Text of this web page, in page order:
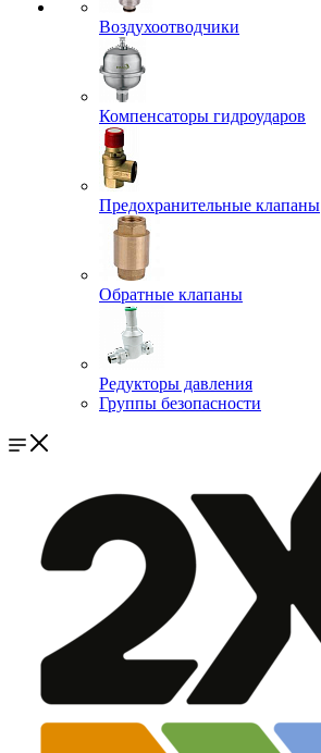
Воздухоотводчики
Компенсаторы гидроударов
Предохранительные клапаны
Обратные клапаны
Редукторы давления
Группы безопасности